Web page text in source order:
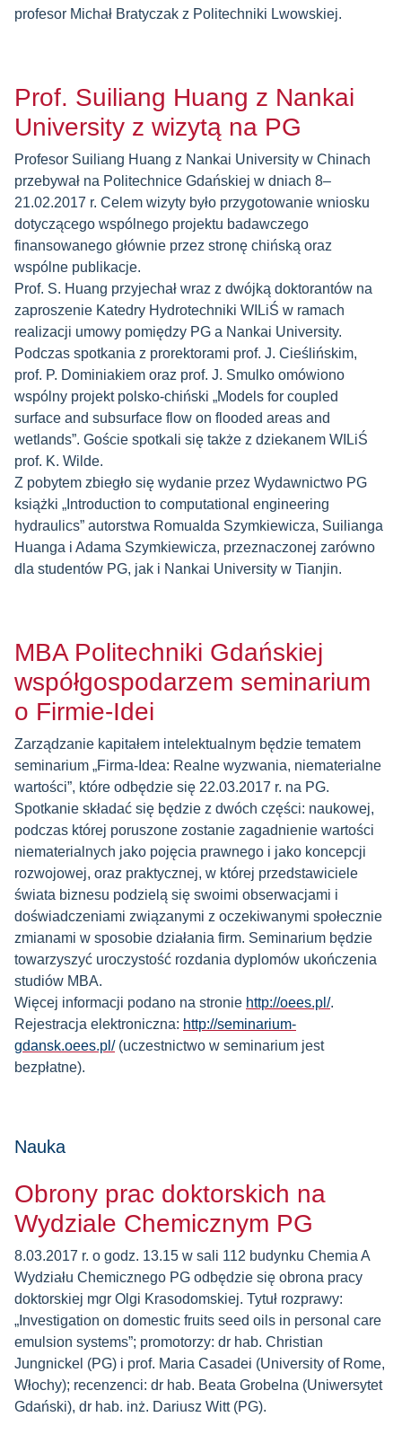
profesor Michał Bratyczak z Politechniki Lwowskiej.
Prof. Suiliang Huang z Nankai
University z wizytą na PG
Profesor Suiliang Huang z Nankai University w Chinach
przebywał na Politechnice Gdańskiej w dniach 8–
21.02.2017 r. Celem wizyty było przygotowanie wniosku
dotyczącego wspólnego projektu badawczego
finansowanego głównie przez stronę chińską oraz
wspólne publikacje.
Prof. S. Huang przyjechał wraz z dwójką doktorantów na
zaproszenie Katedry Hydrotechniki WILiŚ w ramach
realizacji umowy pomiędzy PG a Nankai University.
Podczas spotkania z prorektorami prof. J. Cieślińskim,
prof. P. Dominiakiem oraz prof. J. Smulko omówiono
wspólny projekt polsko-chiński „Models for coupled
surface and subsurface flow on flooded areas and
wetlands”. Goście spotkali się także z dziekanem WILiŚ
prof. K. Wilde.
Z pobytem zbiegło się wydanie przez Wydawnictwo PG
książki „Introduction to computational engineering
hydraulics” autorstwa Romualda Szymkiewicza, Suilianga
Huanga i Adama Szymkiewicza, przeznaczonej zarówno
dla studentów PG, jak i Nankai University w Tianjin.
MBA Politechniki Gdańskiej
współgospodarzem seminarium
o Firmie-Idei
Zarządzanie kapitałem intelektualnym będzie tematem
seminarium „Firma-Idea: Realne wyzwania, niematerialne
wartości”, które odbędzie się 22.03.2017 r. na PG.
Spotkanie składać się będzie z dwóch części: naukowej,
podczas której poruszone zostanie zagadnienie wartości
niematerialnych jako pojęcia prawnego i jako koncepcji
rozwojowej, oraz praktycznej, w której przedstawiciele
świata biznesu podzielą się swoimi obserwacjami i
doświadczeniami związanymi z oczekiwanymi społecznie
zmianami w sposobie działania firm. Seminarium będzie
towarzyszyć uroczystość rozdania dyplomów ukończenia
studiów MBA.
Więcej informacji podano na stronie http://oees.pl/.
Rejestracja elektroniczna: http://seminarium-
gdansk.oees.pl/(uczestnictwo w seminarium jest
bezpłatne).
Nauka
Obrony prac doktorskich na
Wydziale Chemicznym PG
8.03.2017 r. o godz. 13.15 w sali 112 budynku Chemia A
Wydziału Chemicznego PG odbędzie się obrona pracy
doktorskiej mgr Olgi Krasodomskiej. Tytuł rozprawy:
„Investigation on domestic fruits seed oils in personal care
emulsion systems”; promotorzy: dr hab. Christian
Jungnickel (PG) i prof. Maria Casadei (University of Rome,
Włochy); recenzenci: dr hab. Beata Grobelna (Uniwersytet
Gdański), dr hab. inż. Dariusz Witt (PG).